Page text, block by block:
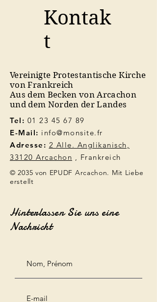
Kontak
t
Vereinigte Protestantische Kirche
von Frankreich
Aus dem Becken von Arcachon
und dem Norden der Landes
Tel: 01 23 45 67 89
E-Mail: info@monsite.fr
Adresse: 2 Alle. Anglikanisch,
33120 Arcachon , Frankreich
© 2035 von EPUDF Arcachon. Mit Liebe
erstellt
Hinterlassen Sie uns eine
Nachricht